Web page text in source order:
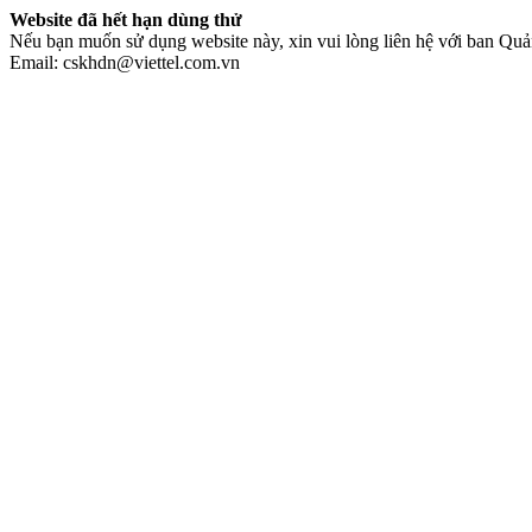
Website đã hết hạn dùng thử
Nếu bạn muốn sử dụng website này, xin vui lòng liên hệ với ban
Email: cskhdn@viettel.com.vn